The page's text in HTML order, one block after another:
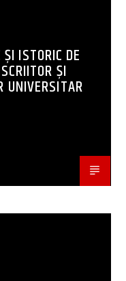
ISTORIC DE
ȘI
UNIVERSITAR